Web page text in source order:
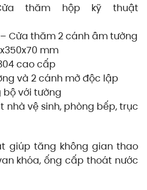
thăm hộp kỹ thuật
Cửa thăm 2 cánh âm tường
mm
cao cấp
và 2 cánh mở độc lập
với tường
nhà vệ sinh, phòng bếp, trục
giúp tăng không gian thao
khóa, ống cấp thoát nước